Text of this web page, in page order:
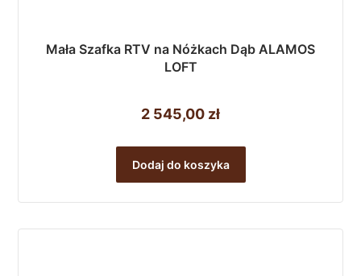
Mała Szafka RTV na Nóżkach Dąb ALAMOS
LOFT
2 545,00 zł
Dodaj do koszyka